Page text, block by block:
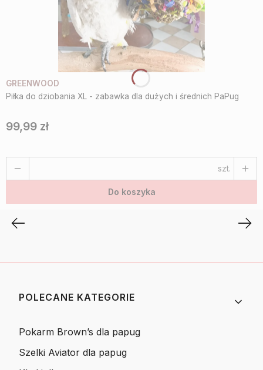
GREENWOOD
Piłka do dziobania XL - zabawka dla dużych i średnich PaPug
Cena
99,99 zł
szt.
Do koszyka
Linki w stopce
POLECANE KATEGORIE
Pokarm Brown’s dla papug
Szelki Aviator dla papug